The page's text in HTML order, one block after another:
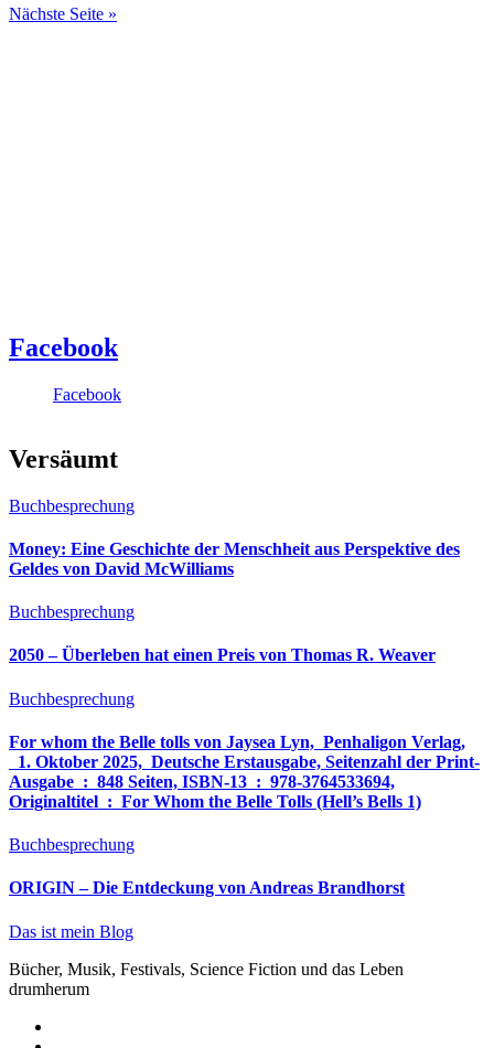
Nächste Seite »
Facebook
Facebook
Versäumt
Buchbesprechung
Money: Eine Geschichte der Menschheit aus Perspektive des
Geldes von David McWilliams
Buchbesprechung
2050 – Überleben hat einen Preis von Thomas R. Weaver
Buchbesprechung
For whom the Belle tolls von Jaysea Lyn, ‎ Penhaligon Verlag,
‎ 1. Oktober 2025, ‎ Deutsche Erstausgabe, Seitenzahl der Print-
Ausgabe ‏ : ‎ 848 Seiten, ISBN-13 ‏ : ‎ 978-3764533694,
Originaltitel ‏ : ‎ For Whom the Belle Tolls (Hell’s Bells 1)
Buchbesprechung
ORIGIN – Die Entdeckung von Andreas Brandhorst
Das ist mein Blog
Bücher, Musik, Festivals, Science Fiction und das Leben
drumherum